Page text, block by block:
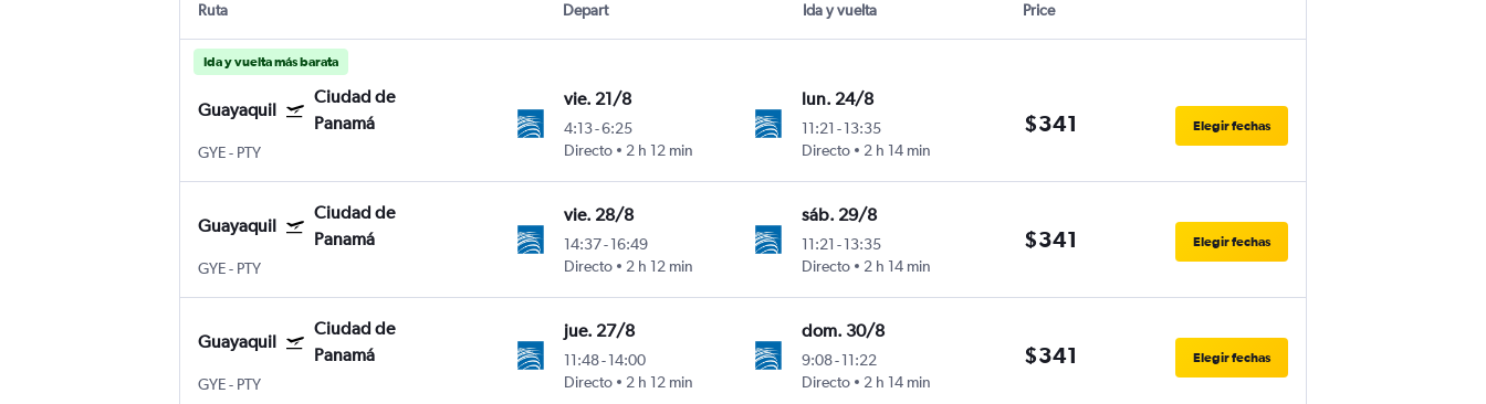
Ruta Depart Ida y vuelta Price
Ida y vuelta más barata
Guayaquil
Ciudad de
Panamá
GYE- PTY
vie. 21/8
4:13-6:25
Directo
2 h 12 min
lun. 24/8
11:21 -13:35
Directo
2 h 14 min
$341 Elegir fechas
Guayaquil
Ciudad de
Panamá
GYE- PTY
vie. 28/8
14:37-16:49
Directo
2 h 12 min
sáb. 29/8
11:21 -13:35
Directo
2 h 14 min
$341 Elegir fechas
Guayaquil
Ciudad de
Panamá
GYE- PTY
jue. 27/8
11:48-14:00
Directo
2 h 12 min
dom. 30/8
9:08-11:22
Directo
2 h 14 min
$341 Elegir fechas